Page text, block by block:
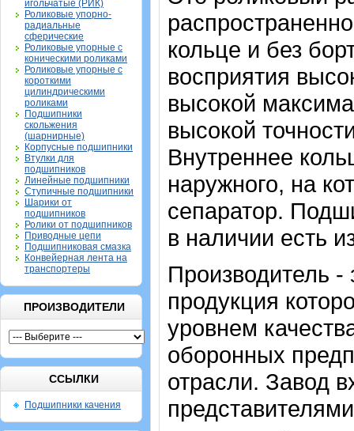
игольчатые (РИК)
Роликовые упорно-
радиальные
сферические
Роликовые упорные с
коническими роликами
Роликовые упорные с
короткими
цилиндрическими
роликами
Подшипники
скольжения
(шарнирные)
Корпусные подшипники
Втулки для
подшипников
Линейные подшипники
Ступичные подшипники
Шарики от
подшипников
Ролики от подшипников
Приводные цепи
Подшипниковая смазка
Конвейерная лента на
транспортеры
ПРОИЗВОДИТЕЛИ
ССЫЛКИ
Подшипники качения
кольце и без
восприятия
высокой
высокой
Внутреннее
наружного, на
сепаратор.
в наличии есть
Производитель
продукция
уровнем
оборонных
отрасли. Завод